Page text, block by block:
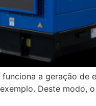
a geração de
Deste